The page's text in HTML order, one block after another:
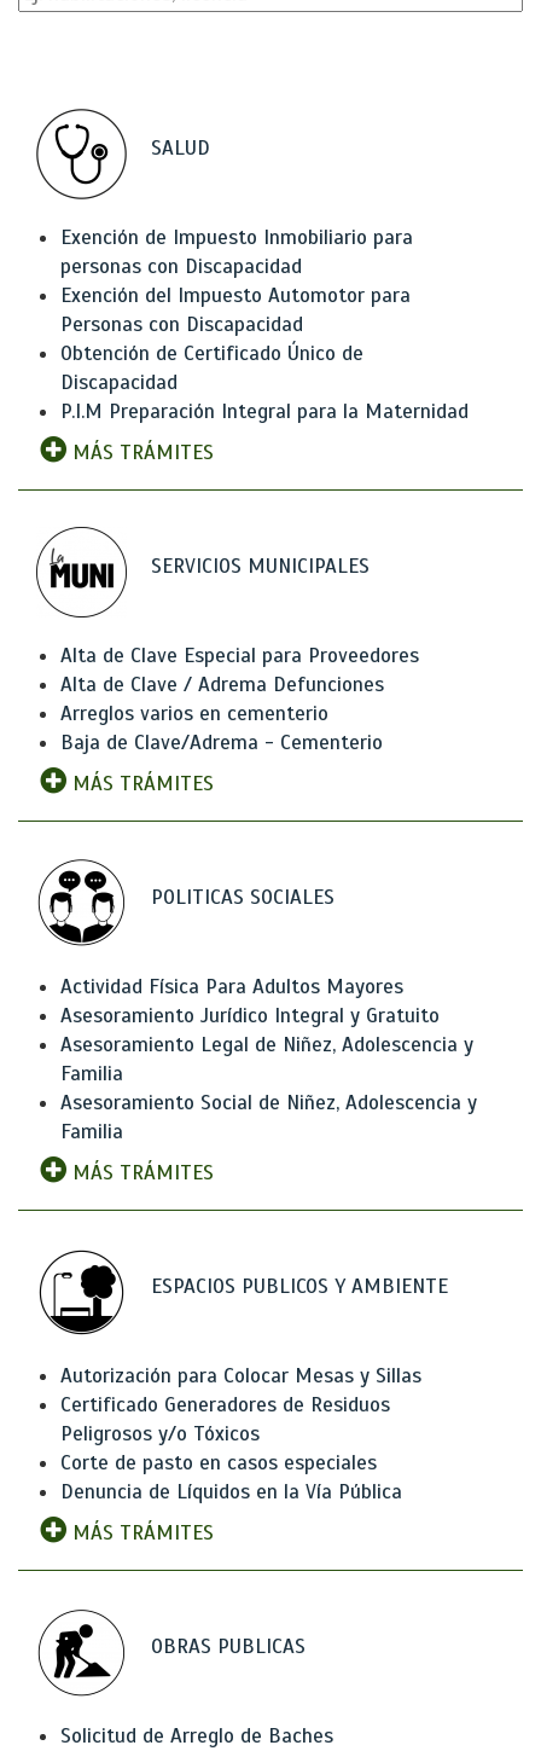
SALUD
Exención de Impuesto Inmobiliario para
personas con Discapacidad
Exención del Impuesto Automotor para
Personas con Discapacidad
Obtención de Certificado Único de
Discapacidad
P.I.M Preparación Integral para la Maternidad
MÁS TRÁMITES
SERVICIOS MUNICIPALES
Alta de Clave Especial para Proveedores
Alta de Clave / Adrema Defunciones
Arreglos varios en cementerio
Baja de Clave/Adrema - Cementerio
MÁS TRÁMITES
POLITICAS SOCIALES
Actividad Física Para Adultos Mayores
Asesoramiento Jurídico Integral y Gratuito
Asesoramiento Legal de Niñez, Adolescencia y
Familia
Asesoramiento Social de Niñez, Adolescencia y
Familia
MÁS TRÁMITES
ESPACIOS PUBLICOS Y AMBIENTE
Autorización para Colocar Mesas y Sillas
Certificado Generadores de Residuos
Peligrosos y/o Tóxicos
Corte de pasto en casos especiales
Denuncia de Líquidos en la Vía Pública
MÁS TRÁMITES
OBRAS PUBLICAS
Solicitud de Arreglo de Baches